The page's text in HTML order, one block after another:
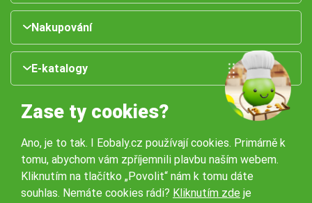
Nakupování
E-katalogy
Naše pobočky:
Zase ty cookies?
Ano, je to tak. I Eobaly.cz používají cookies. Primárně k
tomu, abychom vám zpříjemnili plavbu naším webem.
Kliknutím na tlačítko „Povolit“ nám k tomu dáte
souhlas. Nemáte cookies rádi? Kliknutím zde je